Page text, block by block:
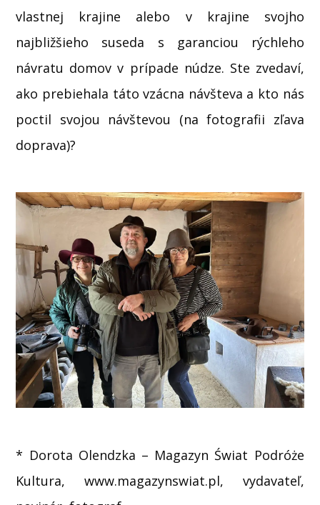
vlastnej krajine alebo v krajine svojho
najbližšieho suseda s garanciou rýchleho
návratu domov v prípade núdze. Ste zvedaví,
ako prebiehala táto vzácna návšteva a kto nás
poctil svojou návštevou (na fotografii zľava
doprava)?
* Dorota Olendzka – Magazyn Świat Podróże
Kultura, www.magazynswiat.pl, vydavateľ,